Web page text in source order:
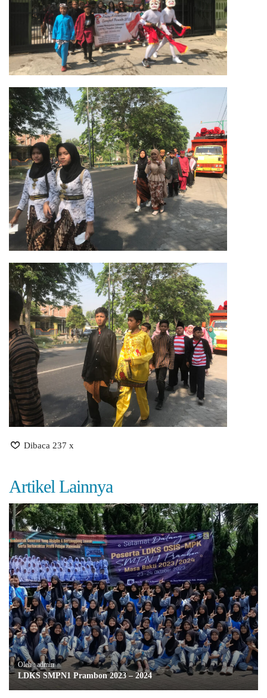
Dibaca 237 x
Artikel Lainnya
Oleh : admin
LDKS SMPN1 Prambon 2023 – 2024